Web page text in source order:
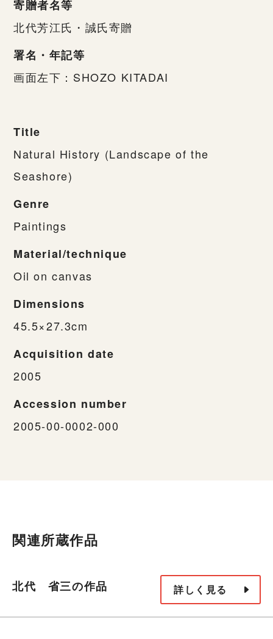
寄贈者名等
北代芳江氏・誠氏寄贈
署名・年記等
画面左下：SHOZO KITADAI
Title
Natural History (Landscape of the
Seashore)
Genre
Paintings
Material/technique
Oil on canvas
Dimensions
45.5×27.3cm
Acquisition date
2005
Accession number
2005-00-0002-000
関連所蔵作品
北代 省三の作品 詳しく見る